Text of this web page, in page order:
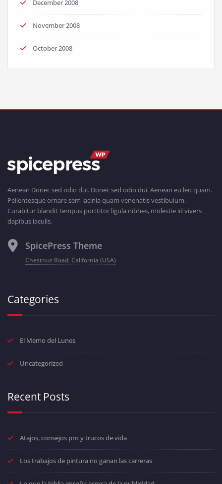
December 2008
November 2008
October 2008
Aenean Donec sed odio dui. Donec sed odio dui. Aenean eu leo quam.
Pellentesque ornare sem lacinia quam venenatis vestibulum.
Curabitur blandit tempus porttitor ligula nibhes, molestie id vivers
dapibus iaculis.
SpicePress Theme
Chestnut Road, California (USA)
Categories
El Memo del Lunes
Uncategorized
Recent Posts
Atajos, consejos pro y trucos de vida
Los trabajos de pintura no ganan las carreras